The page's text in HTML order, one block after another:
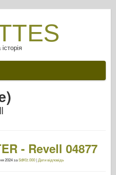
- Revell 04877
2024заSdKfz.000| Дати відповідь